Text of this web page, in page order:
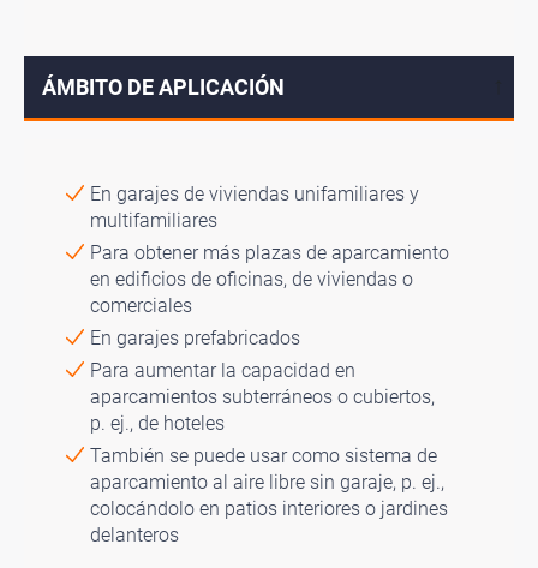
ÁMBITO DE APLICACIÓN
En garajes de viviendas unifamiliares y
multifamiliares
Para obtener más plazas de aparcamiento
en edificios de oficinas, de viviendas o
comerciales
En garajes prefabricados
Para aumentar la capacidad en
aparcamientos subterráneos o cubiertos,
p. ej., de hoteles
También se puede usar como sistema de
aparcamiento al aire libre sin garaje, p. ej.,
colocándolo en patios interiores o jardines
delanteros